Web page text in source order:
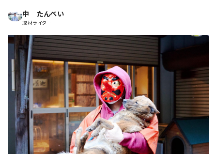
中 たんぺい
取材ライター